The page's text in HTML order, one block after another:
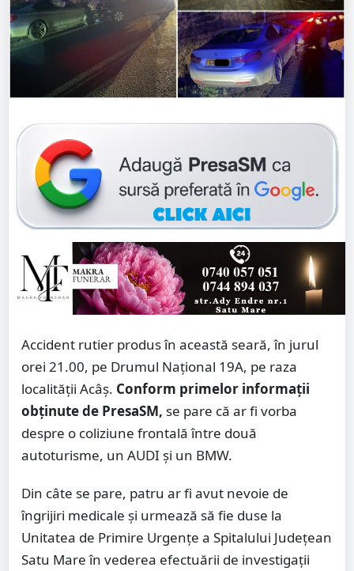
Accident rutier produs în această seară, în jurul
orei 21.00, pe Drumul Național 19A, pe raza
localității Acâș. Conform primelor informații
obținute de PresaSM, se pare că ar fi vorba
despre o coliziune frontală între două
autoturisme, un AUDI și un BMW.
Din câte se pare, patru ar fi avut nevoie de
îngrijiri medicale și urmează să fie duse la
Unitatea de Primire Urgențe a Spitalului Județean
Satu Mare în vederea efectuării de investigații